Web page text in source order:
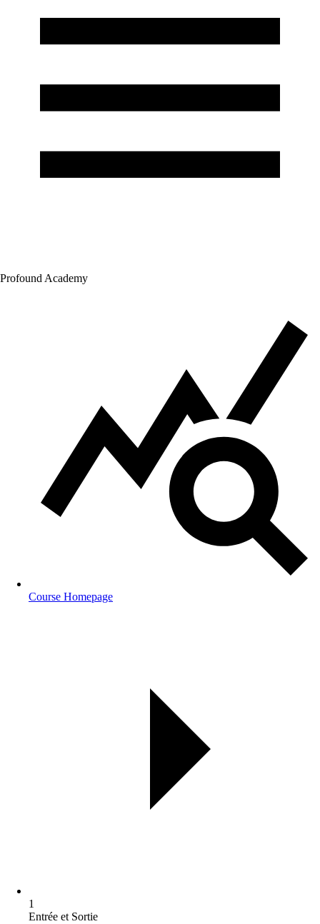
Profound Academy
Course Homepage
1
Entrée et Sortie